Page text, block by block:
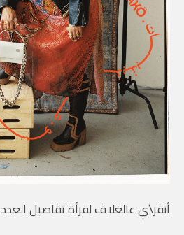
أنقر\ي عالغلاف لقرأة تفاصيل العدد